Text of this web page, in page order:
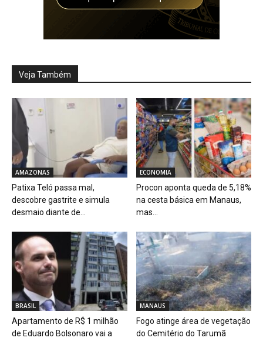
Veja Também
AMAZONAS
Patixa Teló passa mal,
descobre gastrite e simula
desmaio diante de...
ECONOMIA
Procon aponta queda de 5,18%
na cesta básica em Manaus,
mas...
BRASIL
Apartamento de R$ 1 milhão
de Eduardo Bolsonaro vai a
MANAUS
Fogo atinge área de vegetação
do Cemitério do Tarumã